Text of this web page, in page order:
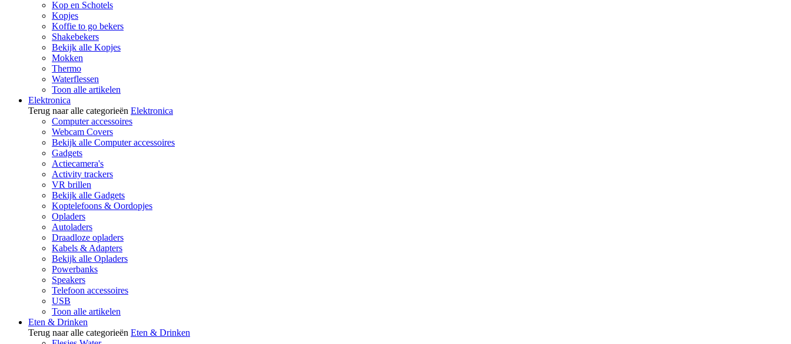
Kop en Schotels
Kopjes
Koffie to go bekers
Shakebekers
Bekijk alle Kopjes
Mokken
Thermo
Waterflessen
Toon alle artikelen
Elektronica
Terug naar alle categorieën Elektronica
Computer accessoires
Webcam Covers
Bekijk alle Computer accessoires
Gadgets
Actiecamera's
Activity trackers
VR brillen
Bekijk alle Gadgets
Koptelefoons & Oordopjes
Opladers
Autoladers
Draadloze opladers
Kabels & Adapters
Bekijk alle Opladers
Powerbanks
Speakers
Telefoon accessoires
USB
Toon alle artikelen
Eten & Drinken
Terug naar alle categorieën Eten & Drinken